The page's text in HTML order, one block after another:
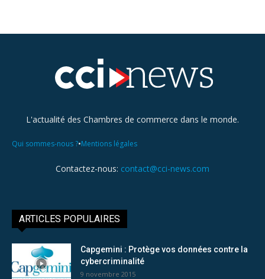
L'actualité des Chambres de commerce dans le monde.
Qui sommes-nous ?•Mentions légales
Contactez-nous: contact@cci-news.com
ARTICLES POPULAIRES
Capgemini : Protège vos données contre la
cybercriminalité
9 novembre 2015